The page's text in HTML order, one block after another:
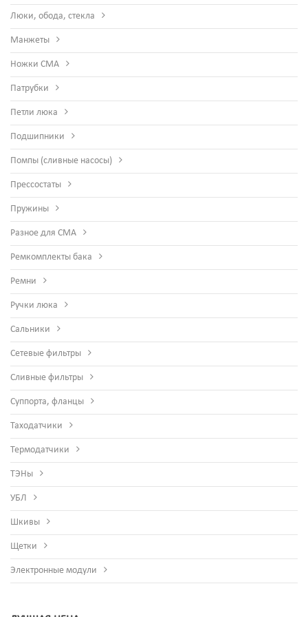
Люки, обода, стекла
Манжеты
Ножки СМА
Патрубки
Петли люка
Подшипники
Помпы (сливные насосы)
Прессостаты
Пружины
Разное для СМА
Ремкомплекты бака
Ремни
Ручки люка
Сальники
Сетевые фильтры
Сливные фильтры
Суппорта, фланцы
Таходатчики
Термодатчики
ТЭНы
УБЛ
Шкивы
Щетки
Электронные модули